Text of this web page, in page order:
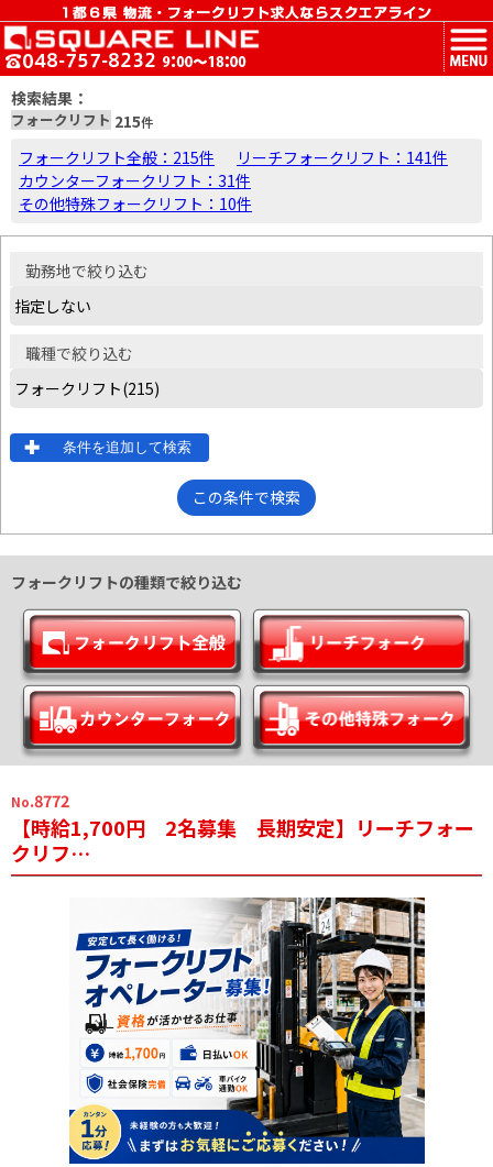
MENU
検索結果：
フォークリフト 215件
フォークリフト全般：215件
リーチフォークリフト：141件
カウンターフォークリフト：31件
その他特殊フォークリフト：10件
勤務地で絞り込む
職種で絞り込む
条件を追加して検索
この条件で検索
フォークリフトの種類で絞り込む
No.8772
【時給1,700円 2名募集 長期安定】リーチフォー
クリフ…